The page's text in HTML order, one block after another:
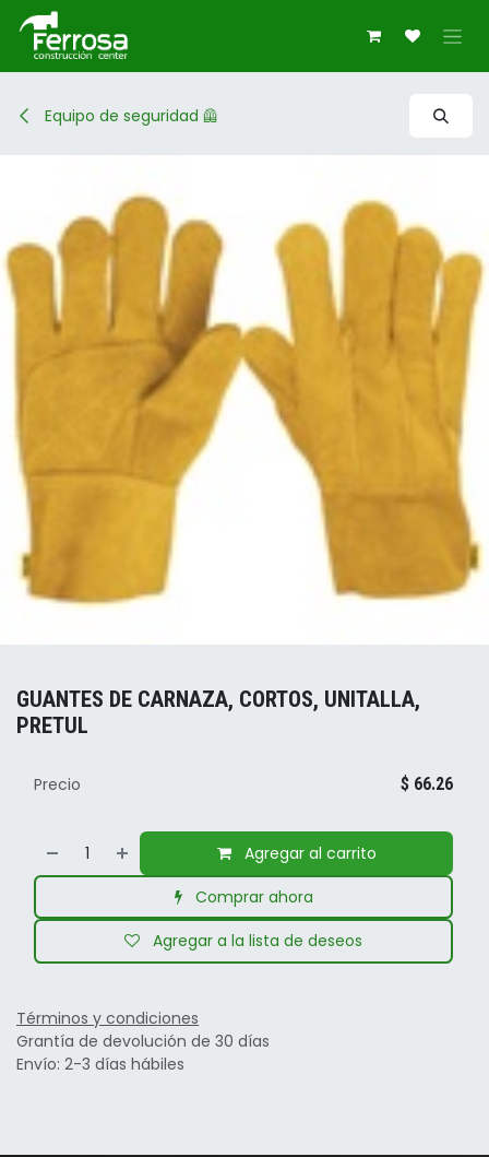
Ir al contenido
Equipo de seguridad 🦺
GUANTES DE CARNAZA, CORTOS, UNITALLA,
PRETUL
Agregar al carrito
Comprar ahora
Agregar a la lista de deseos
Precio $ 66.26
Términos y condiciones
Grantía de devolución de 30 días
Envío: 2-3 días hábiles